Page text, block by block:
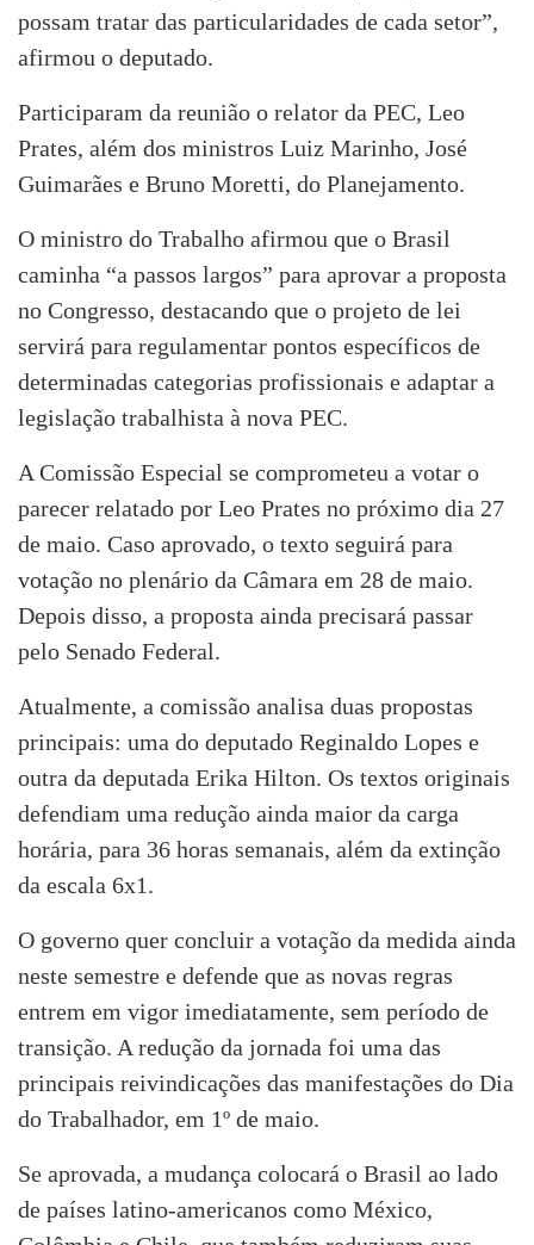
possam tratar das particularidades de cada setor”,
afirmou o deputado.
Participaram da reunião o relator da PEC, Leo
Prates, além dos ministros Luiz Marinho, José
Guimarães e Bruno Moretti, do Planejamento.
O ministro do Trabalho afirmou que o Brasil
caminha “a passos largos” para aprovar a proposta
no Congresso, destacando que o projeto de lei
servirá para regulamentar pontos específicos de
determinadas categorias profissionais e adaptar a
legislação trabalhista à nova PEC.
A Comissão Especial se comprometeu a votar o
parecer relatado por Leo Prates no próximo dia 27
de maio. Caso aprovado, o texto seguirá para
votação no plenário da Câmara em 28 de maio.
Depois disso, a proposta ainda precisará passar
pelo Senado Federal.
Atualmente, a comissão analisa duas propostas
principais: uma do deputado Reginaldo Lopes e
outra da deputada Erika Hilton. Os textos originais
defendiam uma redução ainda maior da carga
horária, para 36 horas semanais, além da extinção
da escala 6x1.
O governo quer concluir a votação da medida ainda
neste semestre e defende que as novas regras
entrem em vigor imediatamente, sem período de
transição. A redução da jornada foi uma das
principais reivindicações das manifestações do Dia
do Trabalhador, em 1º de maio.
Se aprovada, a mudança colocará o Brasil ao lado
de países latino-americanos como México,